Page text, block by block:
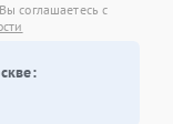
соглашаетесь с